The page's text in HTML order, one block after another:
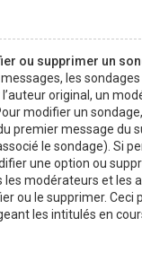
ou supprimer un
les
original, un
modifier un
premier message du
le sondage). Si
une option ou
les modérateurs et les
ou le supprimer. Ceci
les intitulés en